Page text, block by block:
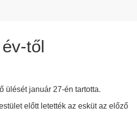
től
ülését január 27-én tartotta.
előtt letették az esküt az előző